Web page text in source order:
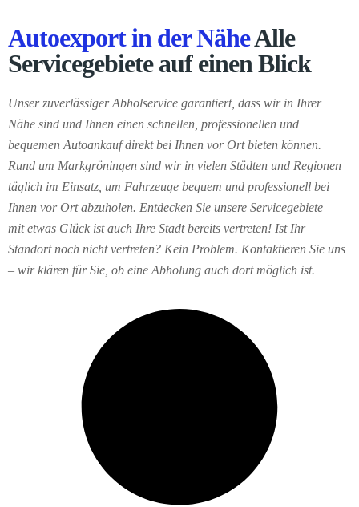
Autoexport in der NäheAlle
Servicegebiete auf einen Blick
Unser zuverlässiger Abholservice garantiert, dass wir in Ihrer
Nähe sind und Ihnen einen schnellen, professionellen und
bequemen Autoankauf direkt bei Ihnen vor Ort bieten können.
Rund um Markgröningen sind wir in vielen Städten und Regionen
täglich im Einsatz, um Fahrzeuge bequem und professionell bei
Ihnen vor Ort abzuholen. Entdecken Sie unsere Servicegebiete –
mit etwas Glück ist auch Ihre Stadt bereits vertreten! Ist Ihr
Standort noch nicht vertreten? Kein Problem. Kontaktieren Sie uns
– wir klären für Sie, ob eine Abholung auch dort möglich ist.